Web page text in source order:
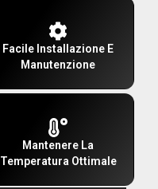
Facile Installazione E
Manutenzione
Mantenere La
Temperatura Ottimale